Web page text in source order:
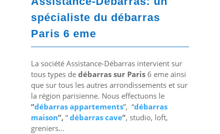
spécialiste du débarras
Paris 6 eme
La société Assistance-Débarras intervient sur
tous types de débarras sur Paris6 eme ainsi
que sur tous les autres arrondissements et sur
la région parisienne. Nous effectuons le
“débarras appartements”, “débarras
maison”,“ débarras cave”, studio, loft,
greniers…